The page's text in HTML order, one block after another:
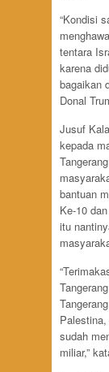
“Kondisi
tentara
karena
bagaikan
Donal
Jusuf
kepada
bantuan
Ke-10
itu
sudah
miliar,”